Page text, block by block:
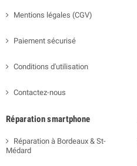
Mentions légales (CGV)
Paiement sécurisé
Conditions d'utilisation
Contactez-nous
Réparation smartphone
Réparation à Bordeaux & St-
Médard